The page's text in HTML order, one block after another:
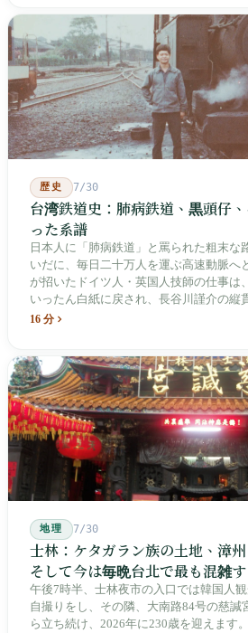
歴史 7/30
台湾鉄道史：肺病鉄道、黒頭仔
った系譜
日本人に「肺病鉄道」と罵られた粗末な
いだに、毎日二十万人を運ぶ高速動脈へ
が招いたドイツ人・英国人技師の仕事は
いったん白紙に戻され、長谷川謹介の縦
よって改名・改番されました。どの世代
治スローガン、そしてようやくプユマ・
先住民族の地名が再びレールの上に敷き
16 分
地理 7/30
士林：ケタガラン族の土地、漳
そして今は毎晩台北で最も混雑
午後7時半、士林夜市の入口では韓国人
自撮りをし、その隣、大南路84号の慈諴
ら立ち続け、2026年に230歳を迎えます